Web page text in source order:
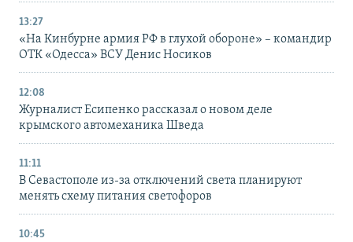
13:27
«На Кинбурне армия РФ в глухой обороне» – командир
ОТК «Одесса» ВСУ Денис Носиков
12:08
Журналист Есипенко рассказал о новом деле
крымского автомеханика Шведа
11:11
В Севастополе из-за отключений света планируют
менять схему питания светофоров
10:45